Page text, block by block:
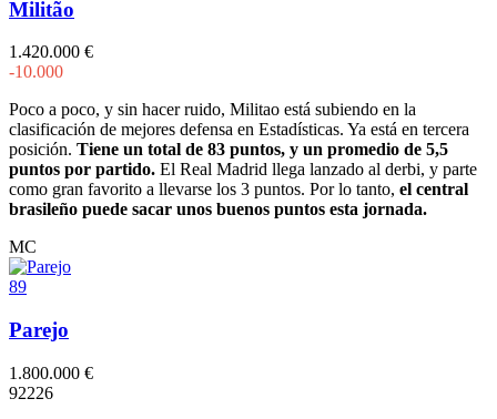
Militão
1.420.000 €
-10.000
Poco a poco, y sin hacer ruido, Militao está subiendo en la
clasificación de mejores defensa en Estadísticas. Ya está en tercera
posición. Tiene un total de 83 puntos, y un promedio de 5,5
puntos por partido. El Real Madrid llega lanzado al derbi, y parte
como gran favorito a llevarse los 3 puntos. Por lo tanto, el central
brasileño puede sacar unos buenos puntos esta jornada.
MC
89
Parejo
1.800.000 €
92226